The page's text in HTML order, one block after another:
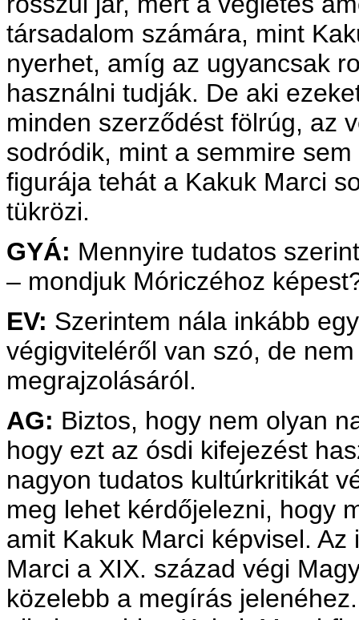
társadalom számára, mint
nyerhet, amíg az ugyancsak
használni tudják. De aki
minden szerződést fölrúg, az
sodródik, mint a semmire
figurája tehát a Kakuk Marci
tükrözi.
GYÁ: Mennyire tudatos
– mondjuk Móriczéhoz
EV: Szerintem nála inkább
végigviteléről van szó, de
megrajzolásáról.
AG: Biztos, hogy nem olyan
hogy ezt az ósdi kifejezést
nagyon tudatos kultúrkritikát
meg lehet kérdőjelezni, hogy
amit Kakuk Marci képvisel.
Marci a XIX. század végi
közelebb a megírás